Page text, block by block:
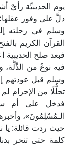
يوم الحديبيِّة رأيٌ
دلَّ على وفور
وسلم في رحلته
القرآن الكريم
فبعد صلح
فيه نوعٌ من
وسلم قبل عودتهم
تحلُّلًا من الإحرام
فدخل على أم
الـمُسْلِمُونَ»،
حيث ردت قائلة: يا
كلمة حتى تنحر